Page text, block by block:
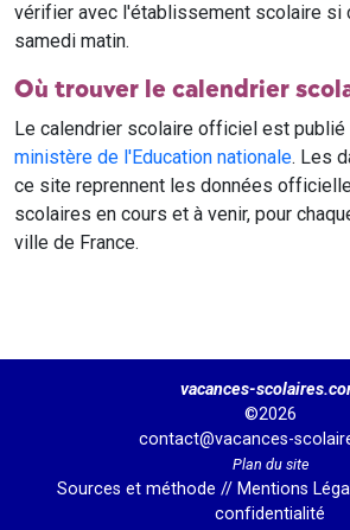
vérifier avec l'établissement scolaire si
samedi matin.
Où trouver le calendrier
Le calendrier scolaire officiel est
ministère de l'Education nationale. Les
ce site reprennent les données
scolaires en cours et à venir, pour
ville de France.
vacances-
©2026
contact@vacances-
Plan du site
Sources et méthode // Mentions
confidentialité